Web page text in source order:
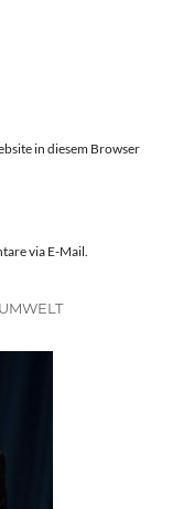
in diesem Browser
via E-Mail.